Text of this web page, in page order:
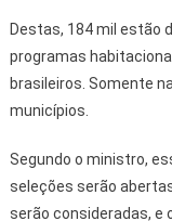
Destas, 184 mil estão
programas
brasileiros. Somente
municípios.
Segundo o ministro,
seleções serão
serão consideradas, e